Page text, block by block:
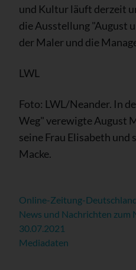
und Kultur läuft derzeit
die Ausstellung "August
der Maler und die
LWL
Foto: LWL/Neander. In
Weg" verewigte August
seine Frau Elisabeth und
Macke.
Online-Zeitung-
News und Nachrichten zum
30.07.2021
Mediadaten